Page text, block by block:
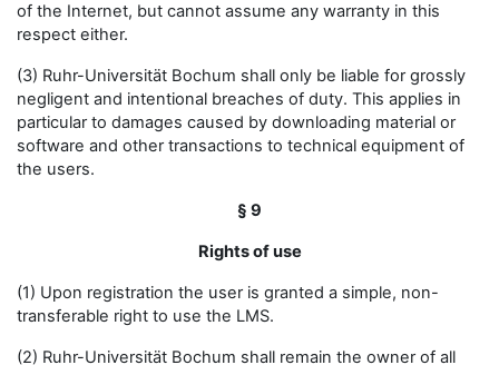
of the Internet, but cannot assume any warranty in this
respect either.
(3) Ruhr-Universität Bochum shall only be liable for grossly
negligent and intentional breaches of duty. This applies in
particular to damages caused by downloading material or
software and other transactions to technical equipment of
the users.
§ 9
Rights of use
(1) Upon registration the user is granted a simple, non-
transferable right to use the LMS.
(2) Ruhr-Universität Bochum shall remain the owner of all